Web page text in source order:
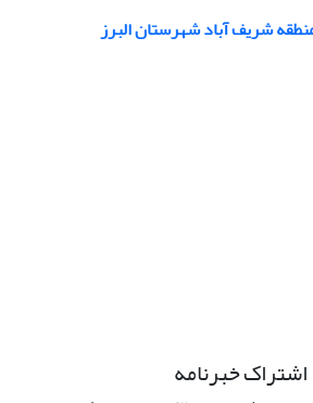
اشتراک خبرنامه